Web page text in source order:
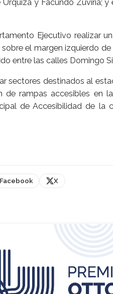
y Facundo Zuviría;
Ejecutivo realizar
el margen izquierdo
entre las calles Domingo
sectores destinados al
de rampas accesibles en
de Accesibilidad de la
X